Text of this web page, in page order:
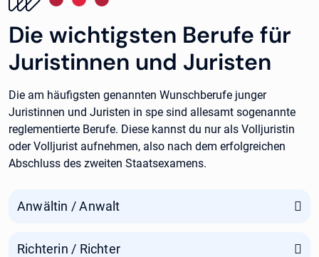
Die wichtigsten Berufe für
Juristinnen und Juristen
Die am häufigsten genannten Wunschberufe junger
Juristinnen und Juristen in spe sind allesamt sogenannte
reglementierte Berufe. Diese kannst du nur als Volljuristin
oder Volljurist aufnehmen, also nach dem erfolgreichen
Abschluss des zweiten Staatsexamens.
Anwältin / Anwalt
Richterin / Richter